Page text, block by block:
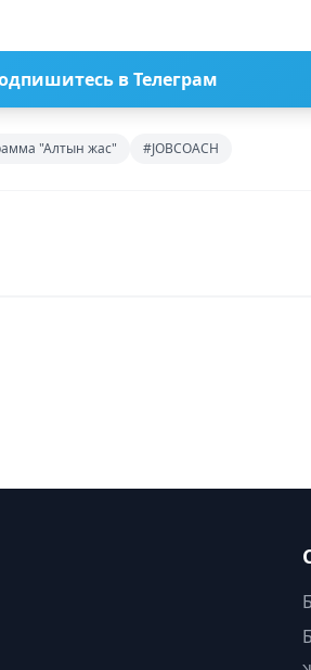
в Телеграм
"Алтын жас" #JOBCOACH